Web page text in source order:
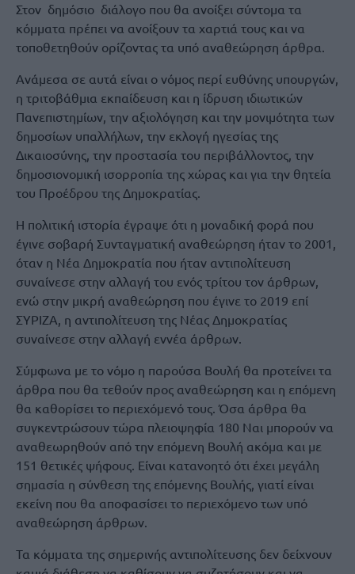
Στον δημόσιο διάλογο που θα ανοίξει σύντομα τα
κόμματα πρέπει να ανοίξουν τα χαρτιά τους και να
τοποθετηθούν ορίζοντας τα υπό αναθεώρηση άρθρα.
Ανάμεσα σε αυτά είναι ο νόμος περί ευθύνης υπουργών,
η τριτοβάθμια εκπαίδευση και η ίδρυση ιδιωτικών
Πανεπιστημίων, την αξιολόγηση και την μονιμότητα των
δημοσίων υπαλλήλων, την εκλογή ηγεσίας της
Δικαιοσύνης, την προστασία του περιβάλλοντος, την
δημοσιονομική ισορροπία της χώρας και για την θητεία
του Προέδρου της Δημοκρατίας.
Η πολιτική ιστορία έγραψε ότι η μοναδική φορά που
έγινε σοβαρή Συνταγματική αναθεώρηση ήταν το 2001,
όταν η Νέα Δημοκρατία που ήταν αντιπολίτευση
συναίνεσε στην αλλαγή του ενός τρίτου τον άρθρων,
ενώ στην μικρή αναθεώρηση που έγινε το 2019 επί
ΣΥΡΙΖΑ, η αντιπολίτευση της Νέας Δημοκρατίας
συναίνεσε στην αλλαγή εννέα άρθρων.
Σύμφωνα με το νόμο η παρούσα Βουλή θα προτείνει τα
άρθρα που θα τεθούν προς αναθεώρηση και η επόμενη
θα καθορίσει το περιεχόμενό τους. Όσα άρθρα θα
συγκεντρώσουν τώρα πλειοψηφία 180 Ναι μπορούν να
αναθεωρηθούν από την επόμενη Βουλή ακόμα και με
151 θετικές ψήφους. Είναι κατανοητό ότι έχει μεγάλη
σημασία η σύνθεση της επόμενης Βουλής, γιατί είναι
εκείνη που θα αποφασίσει το περιεχόμενο των υπό
αναθεώρηση άρθρων.
Τα κόμματα της σημερινής αντιπολίτευσης δεν δείχνουν